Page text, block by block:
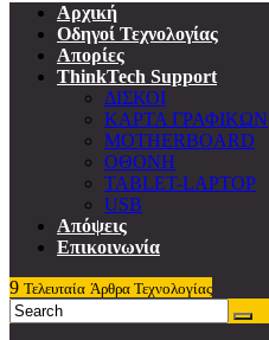
Αρχική
Οδηγοί Τεχνολογίας
Απορίες
ThinkTech Support
ΔΙΣΚΟΙ
ΚΑΡΤΑ ΓΡΑΦΙΚΩΝ
MOTHERBOARD
ΟΘΟΝΗ
TABLET-LAPTOP
USB
Απόψεις
Επικοινωνία
9 Τελευταία Άρθρα Τεχνολογίας